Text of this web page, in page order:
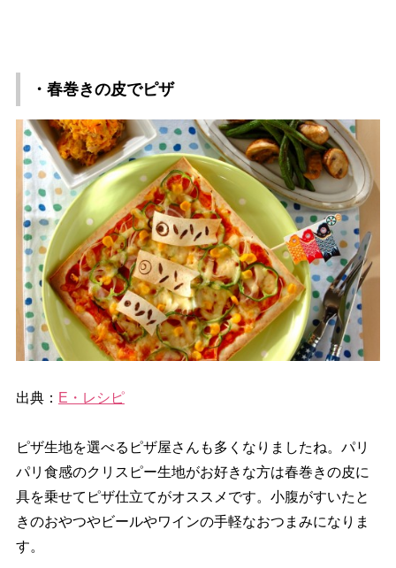
・春巻きの皮でピザ
出典： E・レシピ
ピザ生地を選べるピザ屋さんも多くなりましたね。パリ
パリ食感のクリスピー生地がお好きな方は春巻きの皮に
具を乗せてピザ仕立てがオススメです。小腹がすいたと
きのおやつやビールやワインの手軽なおつまみになりま
す。